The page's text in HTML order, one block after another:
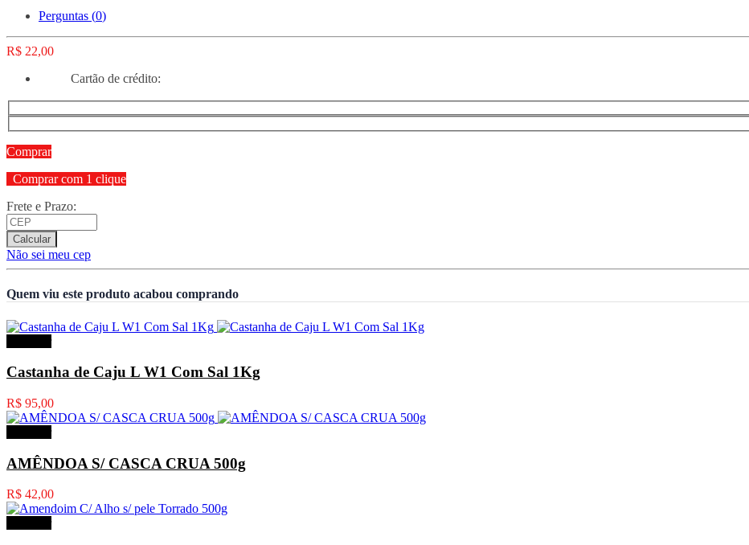
Perguntas (0)
R$ 22,00
Cartão de crédito:
Comprar
Comprar com 1 clique
Frete e Prazo:
Calcular
Não sei meu cep
Quem viu este produto acabou comprando
Castanha de Caju L W1 Com Sal 1Kg
R$ 95,00
AMÊNDOA S/ CASCA CRUA 500g
R$ 42,00